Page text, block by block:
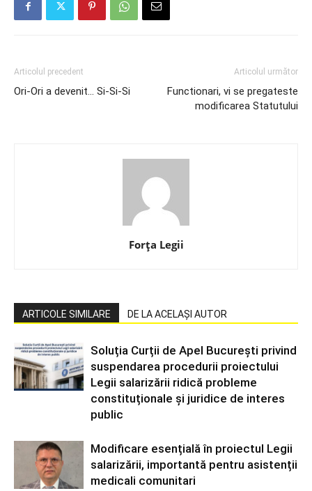
Articolul precedent
Ori-Ori a devenit… Si-Si-Si
Articolul următor
Functionari, vi se pregateste
modificarea Statutului
Forța Legii
ARTICOLE SIMILARE DE LA ACELAȘI AUTOR
Soluția Curții de Apel București privind
suspendarea procedurii proiectului
Legii salarizării ridică probleme
constituționale și juridice de interes
public
Modificare esențială în proiectul Legii
salarizării, importantă pentru asistenții
medicali comunitari